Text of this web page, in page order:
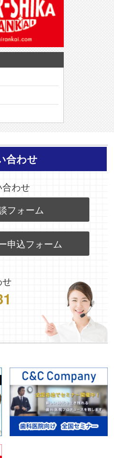
合わせ
わせ
フォーム
申込フォーム